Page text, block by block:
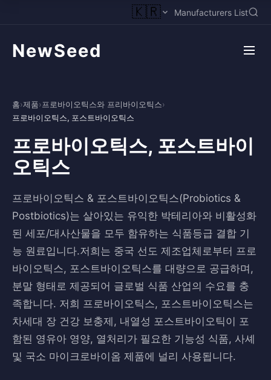
🇰🇷 Manufacturers List
NewSeed
홈›제품›프로바이오틱스와 프리바이오틱스›
프로바이오틱스, 포스트바이오틱스
프로바이오틱스, 포스트바이
오틱스
프로바이오틱스 & 포스트바이오틱스(Probiotics &
Postbiotics)는 살아있는 유익한 박테리아와 비활성화
된 세포/대사산물을 모두 함유하는 식품등급 결합 기
능 원료입니다.저희는 중국 선도 제조업체로부터 프로
바이오틱스, 포스트바이오틱스를 대량으로 공급하며,
분말 형태로 제공되어 글로벌 식품 산업의 수요를 충
족합니다. 저희 프로바이오틱스, 포스트바이오틱스는
차세대 장 건강 보충제, 내열성 포스트바이오틱이 포
함된 영유아 영양, 열처리가 필요한 기능성 식품, 사셰
및 국소 마이크로바이옴 제품에 널리 사용됩니다.